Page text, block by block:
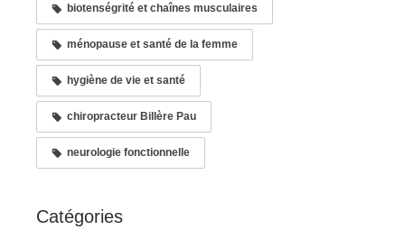
biotenségrité et chaînes musculaires
ménopause et santé de la femme
hygiène de vie et santé
chiropracteur Billère Pau
neurologie fonctionnelle
Catégories